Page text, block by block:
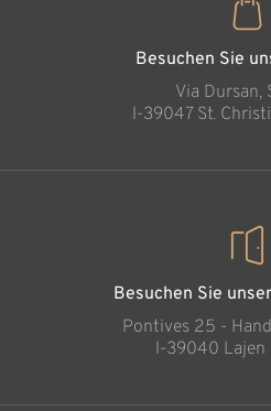
Besuchen Sie
Via Dursan,
l-39047 St.
Besuchen Sie
Pontives 25 -
l-39040 Lajen